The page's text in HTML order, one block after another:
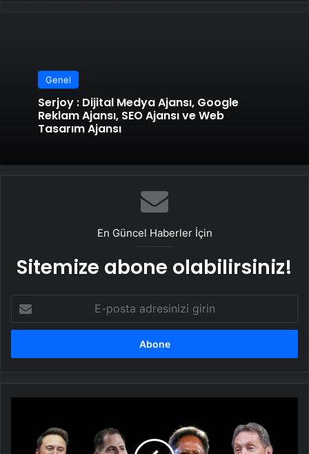
Genel
Serjoy : Dijital Medya Ajansı, Google
Reklam Ajansı, SEO Ajansı ve Web
Tasarım Ajansı
En Güncel Haberler İçin
Sitemize abone olabilirsiniz!
posta
adresinizi
onlara